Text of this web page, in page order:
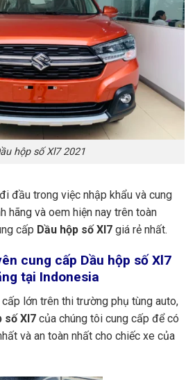
hộp số Xl7 2021
đầu trong việc nhập khẩu và cung
hãng và oem hiện nay trên toàn
cấp Dầu hộp số Xl7 giá rẻ nhất.
cung cấp Dầu hộp số Xl7
tại Indonesia
lớn trên thi trường phụ tùng auto,
số Xl7 của chúng tôi cung cấp để có
và an toàn nhất cho chiếc xe của